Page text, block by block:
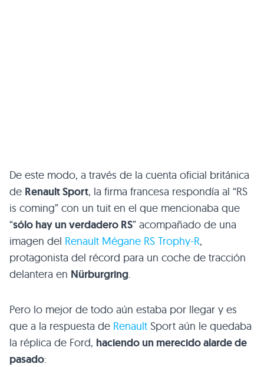
De este modo, a través de la cuenta oficial británica
de Renault Sport, la firma francesa respondía al “RS
is coming” con un tuit en el que mencionaba que
“sólo hay un verdadero RS” acompañado de una
imagen del Renault Mégane RS Trophy-R,
protagonista del récord para un coche de tracción
delantera en Nürburgring.
Pero lo mejor de todo aún estaba por llegar y es
que a la respuesta de Renault Sport aún le quedaba
la réplica de Ford, haciendo un merecido alarde de
pasado: